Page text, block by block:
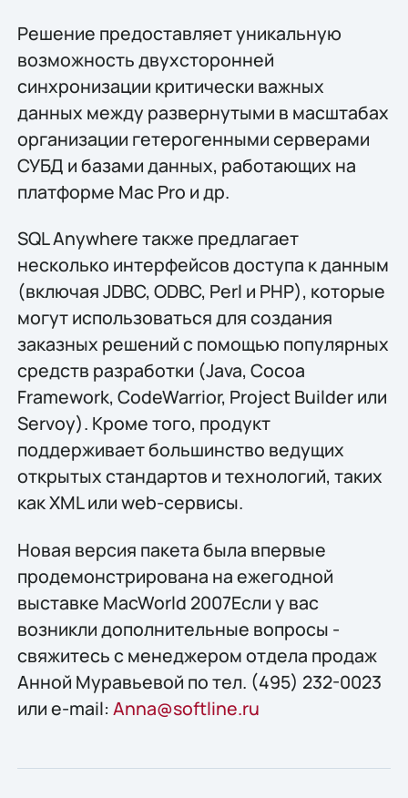
Решение предоставляет уникальную
возможность двухсторонней
синхронизации критически важных
данных между развернутыми в масштабах
организации гетерогенными серверами
СУБД и базами данных, работающих на
платформе Mac Pro и др.
SQL Anywhere также предлагает
несколько интерфейсов доступа к данным
(включая JDBC, ODBC, Perl и PHP), которые
могут использоваться для создания
заказных решений с помощью популярных
средств разработки (Java, Cocoa
Framework, CodeWarrior, Project Builder или
Servoy). Кроме того, продукт
поддерживает большинство ведущих
открытых стандартов и технологий, таких
как XML или web-сервисы.
Новая версия пакета была впервые
продемонстрирована на ежегодной
выставке MacWorld 2007Если у вас
возникли дополнительные вопросы -
свяжитесь с менеджером отдела продаж
Анной Муравьевой по тел. (495) 232-0023
или e-mail: Anna@softline.ru